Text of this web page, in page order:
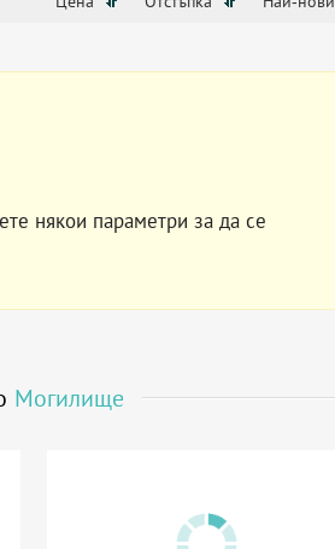
някои параметри за да се
Могилище